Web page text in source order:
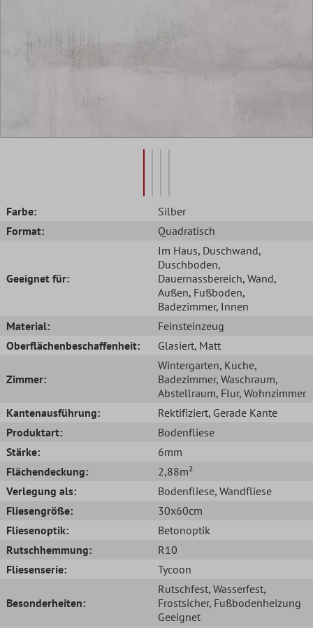
Farbe:
Silber
Format:
Quadratisch
Geeignet für:
Im Haus, Duschwand,
Duschboden,
Dauernassbereich, Wand,
Außen, Fußboden,
Badezimmer, Innen
Material:
Feinsteinzeug
Oberflächenbeschaffenheit:
Glasiert, Matt
Zimmer:
Wintergarten, Küche,
Badezimmer, Waschraum,
Abstellraum, Flur, Wohnzimmer
Kantenausführung:
Rektifiziert, Gerade Kante
Produktart:
Bodenfliese
Stärke:
6mm
Flächendeckung:
2,88m²
Verlegung als:
Bodenfliese, Wandfliese
Fliesengröße:
30x60cm
Fliesenoptik:
Betonoptik
Rutschhemmung:
R10
Fliesenserie:
Tycoon
Besonderheiten:
Rutschfest, Wasserfest,
Frostsicher, Fußbodenheizung
Geeignet